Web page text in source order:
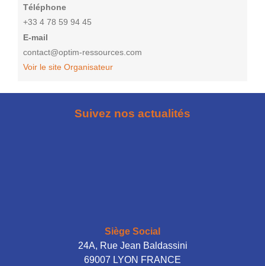
Téléphone
+33 4 78 59 94 45
E-mail
contact@optim-ressources.com
Voir le site Organisateur
Suivez nos actualités
Siège Social
24A, Rue Jean Baldassini
69007 LYON FRANCE